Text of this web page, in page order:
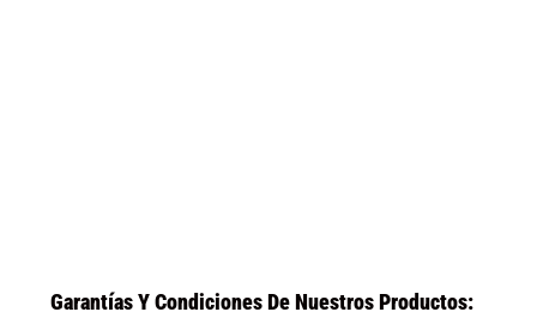
Garantías Y Condiciones De Nuestros Productos: